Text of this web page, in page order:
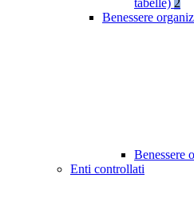
tabelle) 2
Benessere
Benessere
Enti controllati